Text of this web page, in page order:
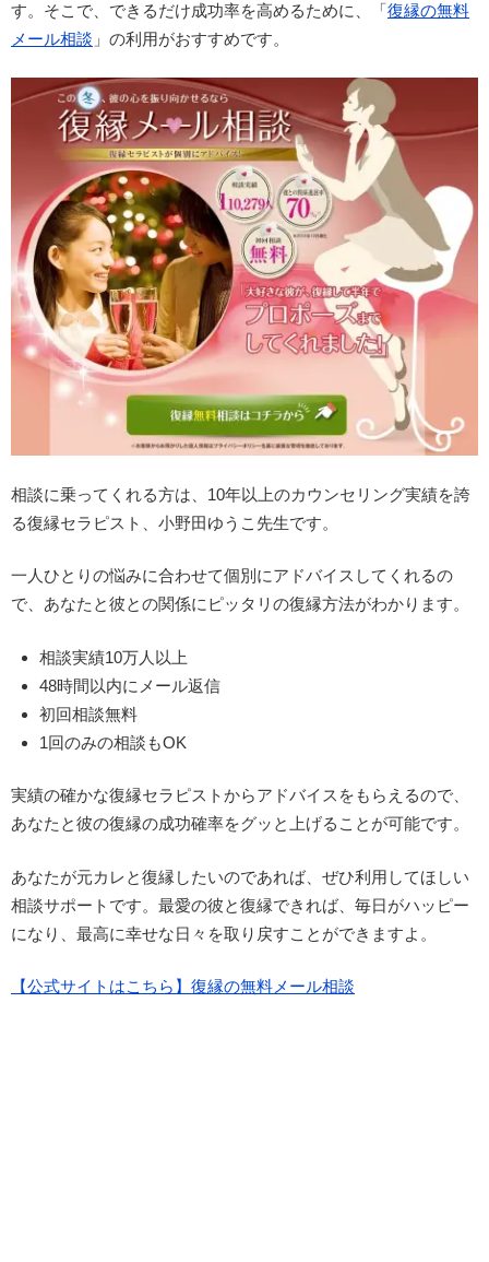
す。そこで、できるだけ成功率を高めるために、「復縁の無料
メール相談 」の利用がおすすめです。
相談に乗ってくれる方は、10年以上のカウンセリング実績を誇
る復縁セラピスト、小野田ゆうこ先生です。
一人ひとりの悩みに合わせて個別にアドバイスしてくれるの
で、あなたと彼との関係にピッタリの復縁方法がわかります。
相談実績10万人以上
48時間以内にメール返信
初回相談無料
1回のみの相談もOK
実績の確かな復縁セラピストからアドバイスをもらえるので、
あなたと彼の復縁の成功確率をグッと上げることが可能です。
あなたが元カレと復縁したいのであれば、ぜひ利用してほしい
相談サポートです。最愛の彼と復縁できれば、毎日がハッピー
になり、最高に幸せな日々を取り戻すことができますよ。
【公式サイトはこちら】復縁の無料メール相談